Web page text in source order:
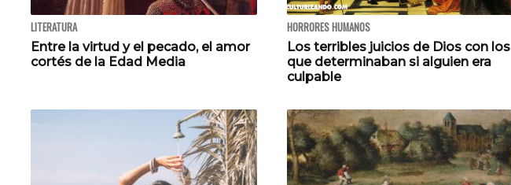
LITERATURA
Entre la virtud y el pecado, el amor
cortés de la Edad Media
HORRORES HUMANOS
Los terribles juicios de Dios con los
que determinaban si alguien era
culpable